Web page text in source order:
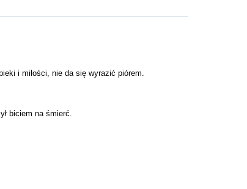
i miłości, nie da się wyrazić piórem.
biciem na śmierć.